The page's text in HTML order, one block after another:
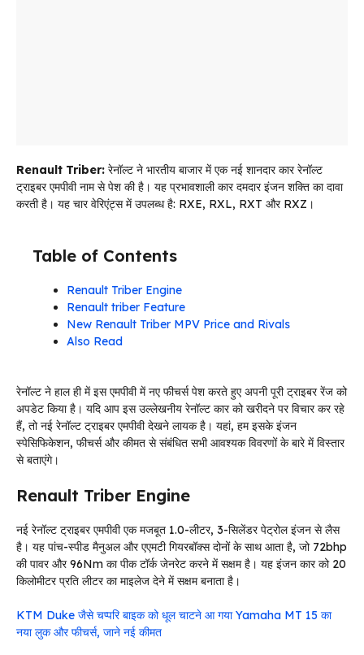
Renault Triber: रेनॉल्ट ने भारतीय बाजार में एक नई शानदार कार रेनॉल्ट
ट्राइबर एमपीवी नाम से पेश की है। यह प्रभावशाली कार दमदार इंजन शक्ति का दावा
करती है। यह चार वेरिएंट्स में उपलब्ध है: RXE, RXL, RXT और RXZ।
Table of Contents
Renault Triber Engine
Renault triber Feature
New Renault Triber MPV Price and Rivals
Also Read
रेनॉल्ट ने हाल ही में इस एमपीवी में नए फीचर्स पेश करते हुए अपनी पूरी ट्राइबर रेंज को
अपडेट किया है। यदि आप इस उल्लेखनीय रेनॉल्ट कार को खरीदने पर विचार कर रहे
हैं, तो नई रेनॉल्ट ट्राइबर एमपीवी देखने लायक है। यहां, हम इसके इंजन
स्पेसिफिकेशन, फीचर्स और कीमत से संबंधित सभी आवश्यक विवरणों के बारे में विस्तार
से बताएंगे।
Renault Triber Engine
नई रेनॉल्ट ट्राइबर एमपीवी एक मजबूत 1.0-लीटर, 3-सिलेंडर पेट्रोल इंजन से लैस
है। यह पांच-स्पीड मैनुअल और एएमटी गियरबॉक्स दोनों के साथ आता है, जो 72bhp
की पावर और 96Nm का पीक टॉर्क जेनरेट करने में सक्षम है। यह इंजन कार को 20
किलोमीटर प्रति लीटर का माइलेज देने में सक्षम बनाता है।
KTM Duke जैसे चप्परि बाइक को धूल चाटने आ गया Yamaha MT 15 का
नया लुक और फीचर्स, जाने नई कीमत